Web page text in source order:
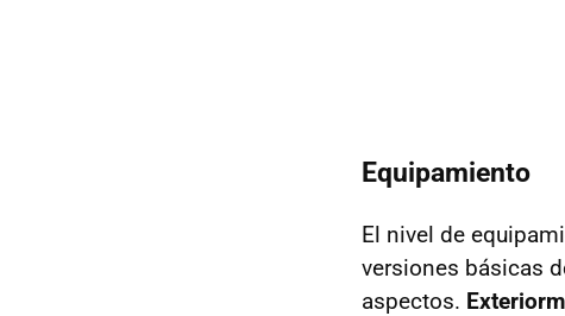
Equipamiento
El nivel de
versiones básicas
aspectos.